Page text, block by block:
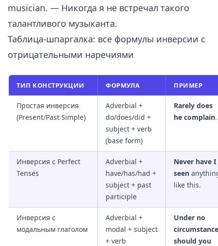
musician. — Никогда я не встречал такого
талантливого музыканта.
Таблица-шпаргалка: все формулы инверсии с
отрицательными наречиями
ТИП КОНСТРУКЦИИ ФОРМУЛА ПРИМЕР
Простая инверсия
(Present/Past Simple)
Adverbial +
do/does/did +
subject + verb
(base form)
Rarely does
he complain.
Инверсия с Perfect
Tenses
Adverbial +
have/has/had +
subject + past
participle
Never have I
seen
like this.
Инверсия с
модальным глаголом
Adverbial +
modal + subject
+ verb
Under no
should you